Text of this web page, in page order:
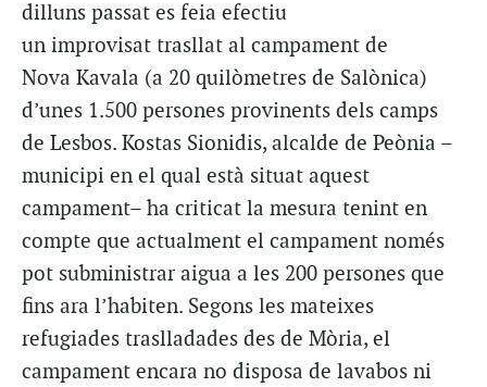
dilluns passat es feia efectiu
un improvisat trasllat al campament de
Nova Kavala (a 20 quilòmetres de Salònica)
d’unes 1.500 persones provinents dels camps
de Lesbos. Kostas Sionidis, alcalde de Peònia –
municipi en el qual està situat aquest
campament– ha criticat la mesura tenint en
compte que actualment el campament només
pot subministrar aigua a les 200 persones que
fins ara l’habiten. Segons les mateixes
refugiades traslladades des de Mòria, el
campament encara no disposa de lavabos ni